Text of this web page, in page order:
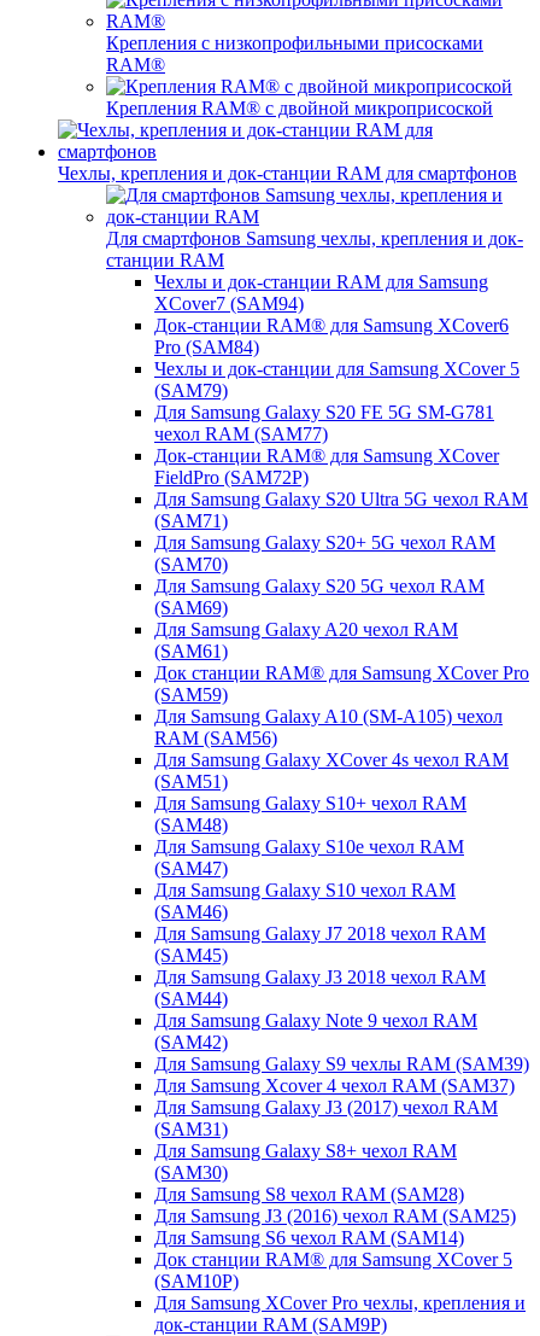
Крепления с низкопрофильными присосками
RAM®
Крепления RAM® с двойной микроприсоской
Чехлы, крепления и док-станции RAM для смартфонов
Для смартфонов Samsung чехлы, крепления и док-
станции RAM
Чехлы и док-станции RAM для Samsung
XCover7 (SAM94)
Док-станции RAM® для Samsung XCover6
Pro (SAM84)
Чехлы и док-станции для Samsung XCover 5
(SAM79)
Для Samsung Galaxy S20 FE 5G SM-G781
чехол RAM (SAM77)
Док-станции RAM® для Samsung XCover
FieldPro (SAM72P)
Для Samsung Galaxy S20 Ultra 5G чехол RAM
(SAM71)
Для Samsung Galaxy S20+ 5G чехол RAM
(SAM70)
Для Samsung Galaxy S20 5G чехол RAM
(SAM69)
Для Samsung Galaxy A20 чехол RAM
(SAM61)
Док станции RAM® для Samsung XCover Pro
(SAM59)
Для Samsung Galaxy A10 (SM-A105) чехол
RAM (SAM56)
Для Samsung Galaxy XCover 4s чехол RAM
(SAM51)
Для Samsung Galaxy S10+ чехол RAM
(SAM48)
Для Samsung Galaxy S10e чехол RAM
(SAM47)
Для Samsung Galaxy S10 чехол RAM
(SAM46)
Для Samsung Galaxy J7 2018 чехол RAM
(SAM45)
Для Samsung Galaxy J3 2018 чехол RAM
(SAM44)
Для Samsung Galaxy Note 9 чехол RAM
(SAM42)
Для Samsung Galaxy S9 чехлы RAM (SAM39)
Для Samsung Xcover 4 чехол RAM (SAM37)
Для Samsung Galaxy J3 (2017) чехол RAM
(SAM31)
Для Samsung Galaxy S8+ чехол RAM
(SAM30)
Для Samsung S8 чехол RAM (SAM28)
Для Samsung J3 (2016) чехол RAM (SAM25)
Для Samsung S6 чехол RAM (SAM14)
Док станции RAM® для Samsung XCover 5
(SAM10P)
Для Samsung XCover Pro чехлы, крепления и
док-станции RAM (SAM9P)